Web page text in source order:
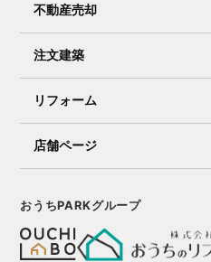
不動産売却
注文建築
リフォーム
店舗ページ
おうちPARKグループ